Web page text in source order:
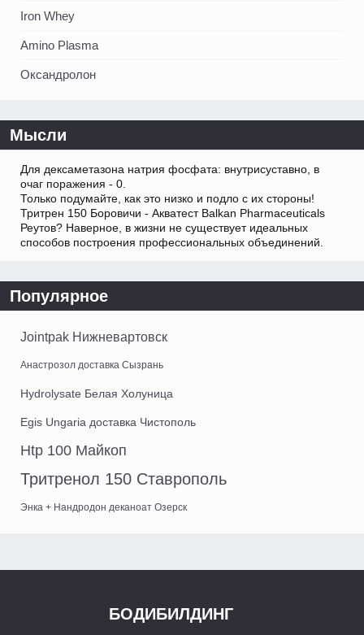
Iron Whey
Amino Plasma
Оксандролон
Мысли
Для дексаметазона натрия фосфата: внутрисуставно, в
очаг поражения - 0.
Только подумайте, как это низко и подло с их стороны!
Тритрен 150 Боровичи - Акватест Balkan Pharmaceuticals
Реутов? Наверное, в жизни не существует идеальных
способов построения профессиональных объединений.
Популярное
Jointpak Нижневартовск
Анастрозол доставка Сызрань
Hydrolysate Белая Холуница
Egis Ungaria доставка Чистополь
Htp 100 Майкоп
Тритренол 150 Ставрополь
Энка + Нандродон деканоат Озерск
БОДИБИЛДИНГ